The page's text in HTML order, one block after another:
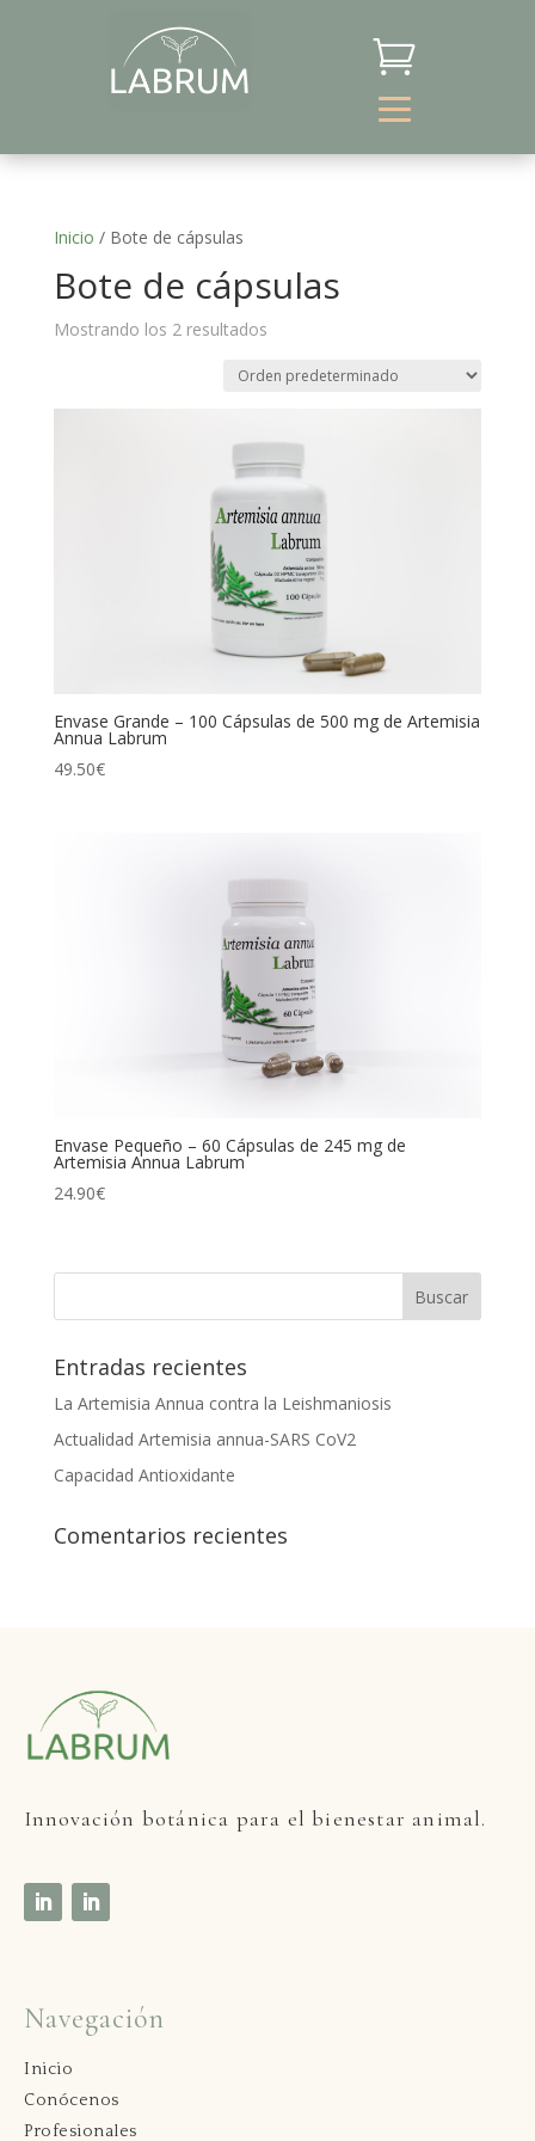

Inicio / Bote de cápsulas
Bote de cápsulas
Mostrando los 2 resultados
Envase Grande – 100 Cápsulas de 500 mg de Artemisia
Annua Labrum
49.50€
Envase Pequeño – 60 Cápsulas de 245 mg de
Artemisia Annua Labrum
24.90€
Entradas recientes
La Artemisia Annua contra la Leishmaniosis
Actualidad Artemisia annua-SARS CoV2
Capacidad Antioxidante
Comentarios recientes
Innovación botánica para el bienestar animal.
Navegación
Inicio
Conócenos
Profesionales